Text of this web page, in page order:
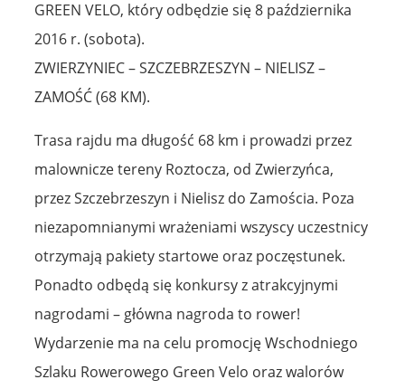
GREEN VELO, który odbędzie się 8 października
2016 r. (sobota).
ZWIERZYNIEC – SZCZEBRZESZYN – NIELISZ –
ZAMOŚĆ (68 KM).
Trasa rajdu ma długość 68 km i prowadzi przez
malownicze tereny Roztocza, od Zwierzyńca,
przez Szczebrzeszyn i Nielisz do Zamościa. Poza
niezapomnianymi wrażeniami wszyscy uczestnicy
otrzymają pakiety startowe oraz poczęstunek.
Ponadto odbędą się konkursy z atrakcyjnymi
nagrodami – główna nagroda to rower!
Wydarzenie ma na celu promocję Wschodniego
Szlaku Rowerowego Green Velo oraz walorów